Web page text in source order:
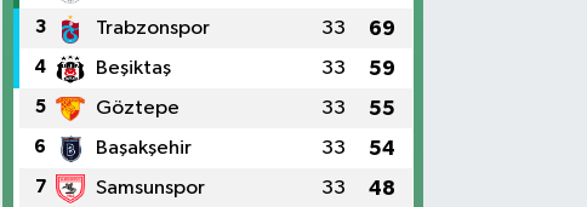
3 Trabzonspor 33 69
4 Beşiktaş 33 59
5 Göztepe 33 55
6 Başakşehir 33 54
7 Samsunspor 33 48